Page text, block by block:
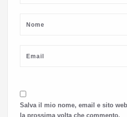
Salva il mio nome, email e sito
la prossima volta che commento.